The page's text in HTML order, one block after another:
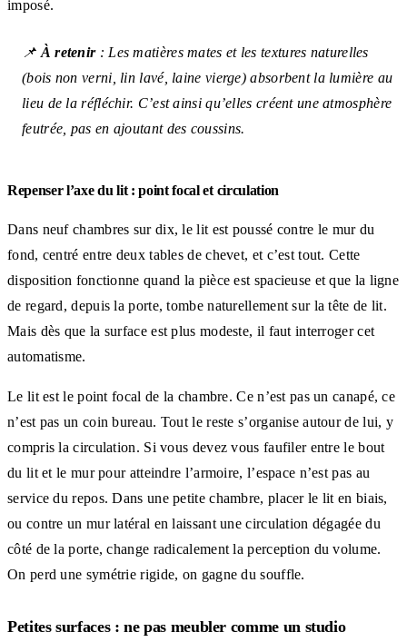
imposé.
📌 À retenir: Les matières mates et les textures naturelles
(bois non verni, lin lavé, laine vierge) absorbent la lumière au
lieu de la réfléchir. C’est ainsi qu’elles créent une atmosphère
feutrée, pas en ajoutant des coussins.
Repenser l’axe du lit : point focal et circulation
Dans neuf chambres sur dix, le lit est poussé contre le mur du
fond, centré entre deux tables de chevet, et c’est tout. Cette
disposition fonctionne quand la pièce est spacieuse et que la ligne
de regard, depuis la porte, tombe naturellement sur la tête de lit.
Mais dès que la surface est plus modeste, il faut interroger cet
automatisme.
Le lit est le point focal de la chambre. Ce n’est pas un canapé, ce
n’est pas un coin bureau. Tout le reste s’organise autour de lui, y
compris la circulation. Si vous devez vous faufiler entre le bout
du lit et le mur pour atteindre l’armoire, l’espace n’est pas au
service du repos. Dans une petite chambre, placer le lit en biais,
ou contre un mur latéral en laissant une circulation dégagée du
côté de la porte, change radicalement la perception du volume.
On perd une symétrie rigide, on gagne du souffle.
Petites surfaces : ne pas meubler comme un studio